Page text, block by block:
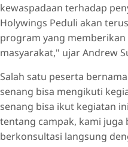
kewaspadaan terhadap
Holywings Peduli akan
program yang
masyarakat," ujar Andrew
Salah satu peserta
senang bisa mengikuti
senang bisa ikut kegiatan
tentang campak, kami juga
berkonsultasi langsung